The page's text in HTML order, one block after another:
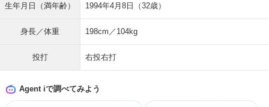
生年月日（満年齢） 1994年4月8日（32歳）
身長／体重 198cm／104kg
投打 右投右打
Agent iで調べてみよう